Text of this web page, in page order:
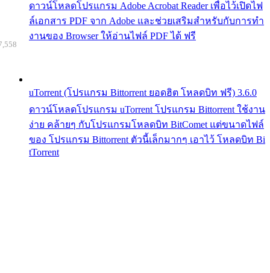
ดาวน์โหลดโปรแกรม Adobe Acrobat Reader เพื่อไว้เปิดไฟ
ล์เอกสาร PDF จาก Adobe และช่วยเสริมสำหรับกับการทำ
งานของ Browser ให้อ่านไฟล์ PDF ได้ ฟรี
uTorrent (โปรแกรม Bittorrent ยอดฮิต โหลดบิท ฟรี) 3.6.0
ดาวน์โหลดโปรแกรม uTorrent โปรแกรม Bittorrent ใช้งาน
ง่าย คล้ายๆ กับโปรแกรมโหลดบิท BitComet แต่ขนาดไฟล์
ของ โปรแกรม Bittorrent ตัวนี้เล็กมากๆ เอาไว้ โหลดบิท Bi
tTorrent